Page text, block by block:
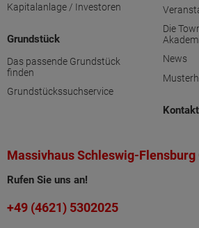
Kapitalanlage / Investoren
Grundstück
Das passende Grundstück
finden
Grundstückssuchservice
Die
News
Kontakt
Massivhaus Schleswig-Flensburg
Rufen Sie uns an!
+49 (4621) 5302025